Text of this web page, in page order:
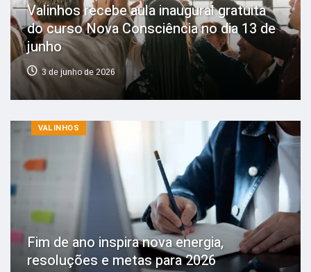
Valinhos recebe aula inaugural gratuita
do curso Nova Consciência no dia 13 de
junho
3 de junho de 2026
VALINHOS
Fim de ano inspira nova energia,
resoluções e metas para 2026